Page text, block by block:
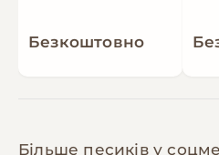
Безкоштовно
Більше песиків у